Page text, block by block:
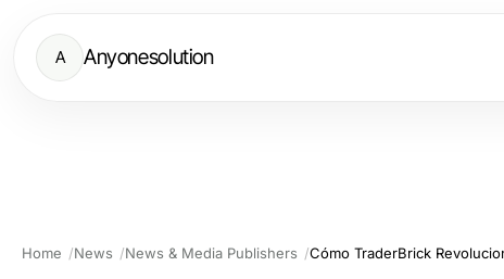
A Anyonesolution
Home News News & Media Publishers